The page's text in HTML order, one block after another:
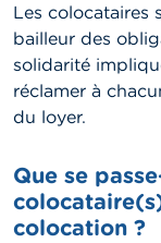
Les colocataires
bailleur des
solidarité
réclamer à
du loyer.
Que se
colocation ?